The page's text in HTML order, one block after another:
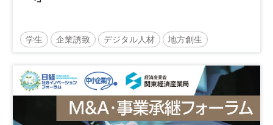
学生 企業誘致 デジタル人材 地方創生
地域活性化 自治体